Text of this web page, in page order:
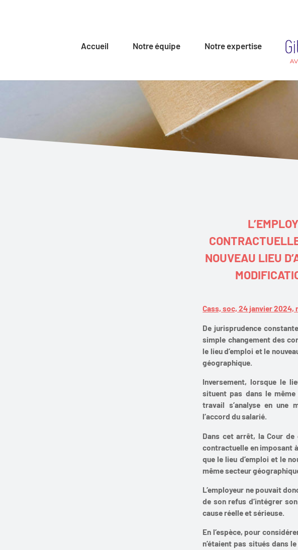
Accueil Notre équipe Notre expertise
NOUVEAU LIEU
Cass, soc, 24 janvier 2024,
De jurisprudence
simple changement des
le lieu d’emploi et le
géographique.
Inversement, lorsque le
situent pas dans le
travail s’analyse en une
l’accord du salarié.
Dans cet arrêt, la Cour de
contractuelle en imposant
que le lieu d’emploi et le
même secteur
L’employeur ne pouvait
de son refus d’intégrer
cause réelle et sérieuse.
En l’espèce, pour
n’étaient pas situés dans